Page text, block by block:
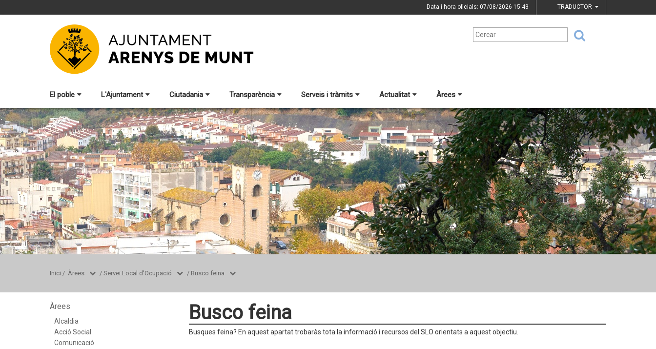
Data i hora oficials: 07/08/2026 15:43 TRADUCTOR
El poble L'Ajuntament Ciutadania Transparència Serveis i tràmits Actualitat Àrees
Inici / Àrees / Servei Local d'Ocupació / Busco feina
Àrees
Alcaldia
Acció Social
Comunicació
Busco feina
Busques feina? En aquest apartat trobaràs tota la informació i recursos del SLO orientats a aquest objectiu.